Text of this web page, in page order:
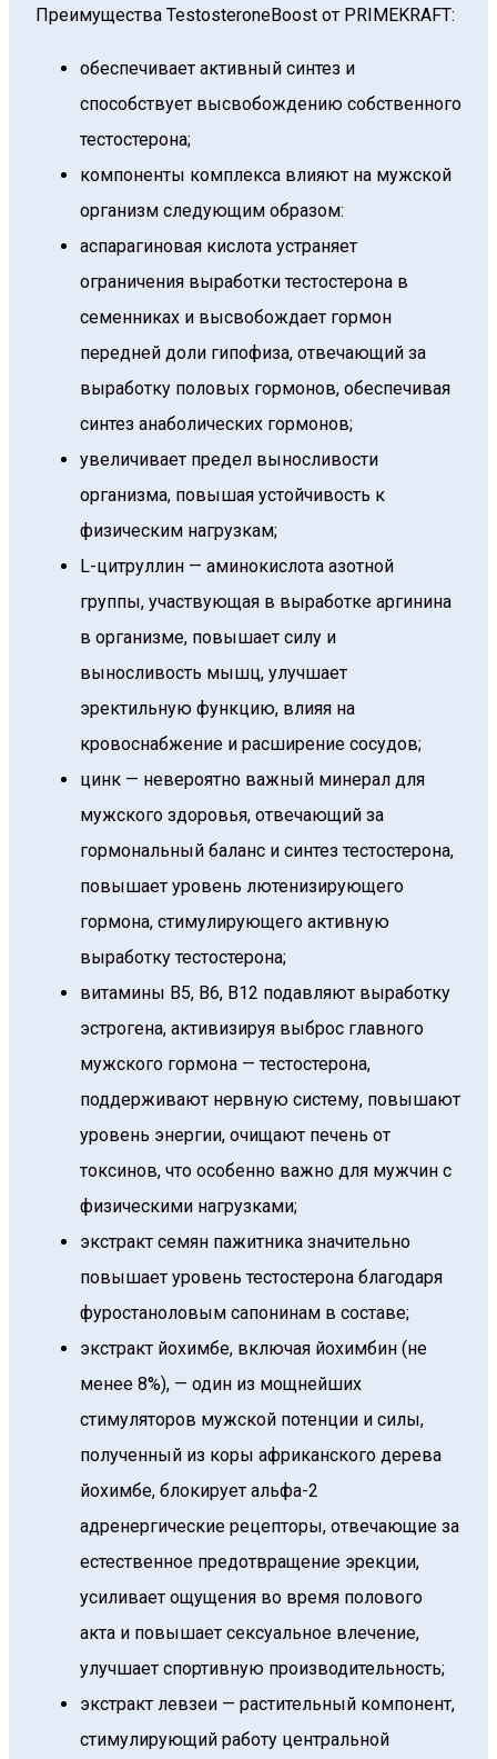
Преимущества TestosteroneBoost от PRIMEKRAFT:
обеспечивает активный синтез и
способствует высвобождению собственного
тестостерона;
компоненты комплекса влияют на мужской
организм следующим образом:
аспарагиновая кислота устраняет
ограничения выработки тестостерона в
семенниках и высвобождает гормон
передней доли гипофиза, отвечающий за
выработку половых гормонов, обеспечивая
синтез анаболических гормонов;
увеличивает предел выносливости
организма, повышая устойчивость к
физическим нагрузкам;
L-цитруллин — аминокислота азотной
группы, участвующая в выработке аргинина
в организме, повышает силу и
выносливость мышц, улучшает
эректильную функцию, влияя на
кровоснабжение и расширение сосудов;
цинк — невероятно важный минерал для
мужского здоровья, отвечающий за
гормональный баланс и синтез тестостерона,
повышает уровень лютенизирующего
гормона, стимулирующего активную
выработку тестостерона;
витамины В5, В6, В12 подавляют выработку
эстрогена, активизируя выброс главного
мужского гормона — тестостерона,
поддерживают нервную систему, повышают
уровень энергии, очищают печень от
токсинов, что особенно важно для мужчин с
физическими нагрузками;
экстракт семян пажитника значительно
повышает уровень тестостерона благодаря
фуростаноловым сапонинам в составе;
экстракт йохимбе, включая йохимбин (не
менее 8%), — один из мощнейших
стимуляторов мужской потенции и силы,
полученный из коры африканского дерева
йохимбе, блокирует альфа-2
адренергические рецепторы, отвечающие за
естественное предотвращение эрекции,
усиливает ощущения во время полового
акта и повышает сексуальное влечение,
улучшает спортивную производительность;
экстракт левзеи — растительный компонент,
стимулирующий работу центральной